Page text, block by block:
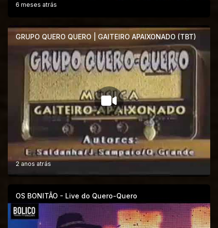
6 meses atrás
GRUPO QUERO QUERO | GAITEIRO APAIXONADO (TBT)
2 anos atrás
OS BONITÃO - Live do Quero-Quero